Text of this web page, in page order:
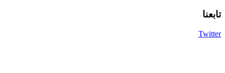
تابعنا
Twitter